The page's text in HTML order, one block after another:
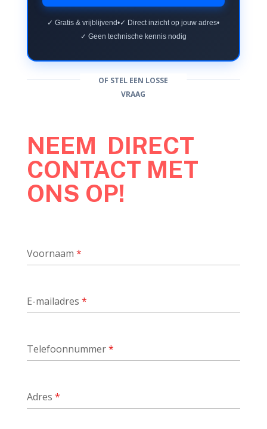
✓ Gratis & vrijblijvend•✓ Direct inzicht op jouw adres•
✓ Geen technische kennis nodig
OF STEL EEN LOSSE
VRAAG
NEEM DIRECT
CONTACT MET
ONS OP!
Voornaam *
E-mailadres *
Telefoonnummer*
Adres *